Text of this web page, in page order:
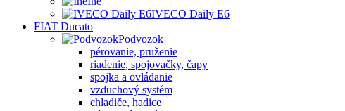
IVECO Daily E6
FIAT Ducato
Podvozok
pérovanie, pruženie
riadenie, spojovačky, čapy
spojka a ovládanie
vzduchový systém
chladiče, hadice